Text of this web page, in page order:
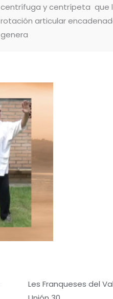
centrífuga y centrípeta que
rotación articular
genera
Les Franqueses del